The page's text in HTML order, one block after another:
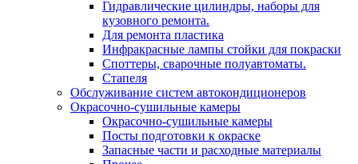
Гидравлические цилиндры, наборы для
кузовного ремонта.
Для ремонта пластика
Инфракрасные лампы стойки для покраски
Споттеры, сварочные полуавтоматы.
Стапеля
Обслуживание систем автокондиционеров
Окрасочно-сушильные камеры
Окрасочно-сушильные камеры
Посты подготовки к окраске
Запасные части и расходные материалы